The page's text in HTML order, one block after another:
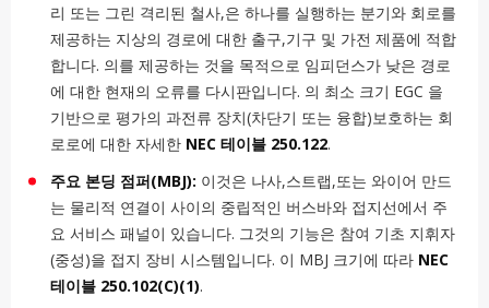
리 또는 그린 격리된 철사,은 하나를 실행하는 분기와 회로를
제공하는 지상의 경로에 대한 출구,기구 및 가전 제품에 적합
합니다. 의를 제공하는 것을 목적으로 임피던스가 낮은 경로
에 대한 현재의 오류를 다시판입니다. 의 최소 크기 EGC 을
기반으로 평가의 과전류 장치(차단기 또는 융합)보호하는 회
로로에 대한 자세한 NEC 테이블 250.122.
주요 본딩 점퍼(MBJ): 이것은 나사,스트랩,또는 와이어 만드
는 물리적 연결이 사이의 중립적인 버스바와 접지선에서 주
요 서비스 패널이 있습니다. 그것의 기능은 참여 기초 지휘자
(중성)을 접지 장비 시스템입니다. 이 MBJ 크기에 따라 NEC
테이블 250.102(C)(1).